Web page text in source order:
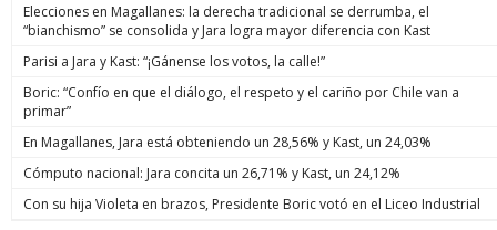
Elecciones en Magallanes: la derecha tradicional se derrumba, el
“bianchismo” se consolida y Jara logra mayor diferencia con Kast
Parisi a Jara y Kast: “¡Gánense los votos, la calle!”
Boric: “Confío en que el diálogo, el respeto y el cariño por Chile van a
primar”
En Magallanes, Jara está obteniendo un 28,56% y Kast, un 24,03%
Cómputo nacional: Jara concita un 26,71% y Kast, un 24,12%
Con su hija Violeta en brazos, Presidente Boric votó en el Liceo Industrial